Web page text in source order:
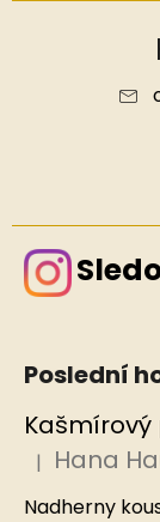
Poslední
Hodnocení
| Hana
Nadherny